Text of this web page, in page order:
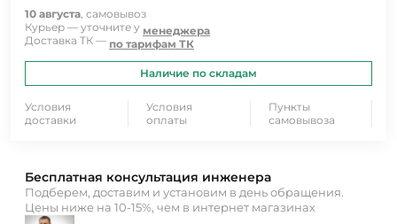
10 августа, самовывоз
Курьер — уточните у менеджера
Доставка ТК — по тарифам ТК
Наличие по складам
Условия
доставки
Условия
оплаты
Пункты
самовывоза
Бесплатная консультация инженера
Подберем, доставим и установим в день обращения.
Цены ниже на 10-15%, чем в интернет магазинах